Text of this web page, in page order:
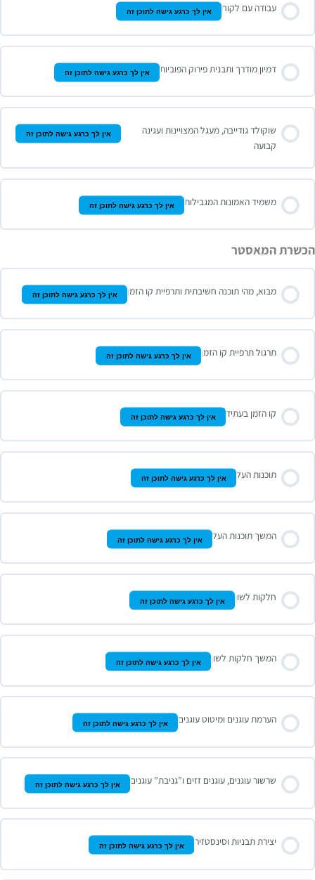
עבודה עם לקוח אין לך כרגע גישה לתוכן זה
דמיון מודרך ותבנית פירוק הפוביות אין לך כרגע גישה לתוכן זה
שוקולד גודייבה, מעגל המצויינות ועגינה
קבועה
אין לך כרגע גישה לתוכן זה
משמיד האמונות המגבילות אין לך כרגע גישה לתוכן זה
הכשרת המאסטר
מבוא, מהי תוכנה חשיבתית ותרפיית קו הזמן אין לך כרגע גישה לתוכן זה
תרגול תרפיית קו הזמן אין לך כרגע גישה לתוכן זה
קו הזמן בעתיד אין לך כרגע גישה לתוכן זה
תוכנות העל אין לך כרגע גישה לתוכן זה
המשך תוכנות העל אין לך כרגע גישה לתוכן זה
חלקות לשון אין לך כרגע גישה לתוכן זה
המשך חלקות לשון אין לך כרגע גישה לתוכן זה
הערמת עוגנים ומיטוט עוגנים אין לך כרגע גישה לתוכן זה
שרשור עוגנים, עוגנים זזים ו”גניבת” עוגנים אין לך כרגע גישה לתוכן זה
יצירת תבניות וסינסטזיה אין לך כרגע גישה לתוכן זה